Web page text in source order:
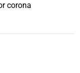
corona